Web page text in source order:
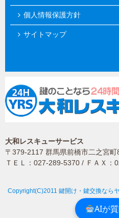
個人情報保護方針
サイトマップ
大和レスキューサービス
〒379-2117 群馬県前橋市二之宮町
ＴＥＬ：027-289-5370 / ＦＡＸ：
Copyright(C)2011 鍵開け・鍵交換な
AIが